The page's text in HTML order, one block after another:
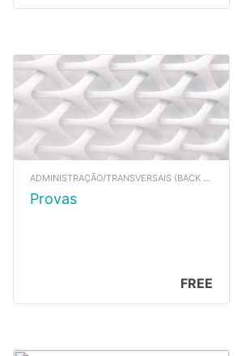
ADMINISTRAÇÃO/TRANSVERSAIS (BACK UP)
Provas
FREE